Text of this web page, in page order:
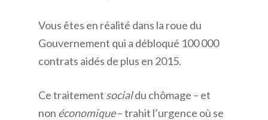
Vous êtes en réalité dans la roue du
Gouvernement qui a débloqué 100 000
contrats aidés de plus en 2015.
Ce traitement socialdu chômage – et
non économique– trahit l’urgence où se